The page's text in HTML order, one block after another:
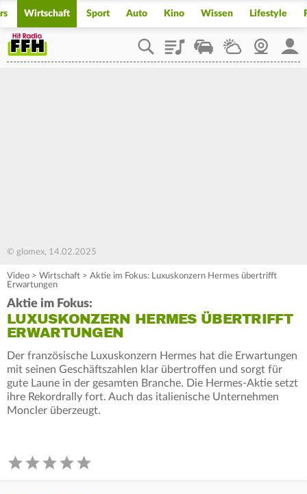
Wirtschaft Sport Auto Kino Wissen Lifestyle
PlaylistStaupilotWetterWebcam
© glomex, 14.02.2025
Video > Wirtschaft > Aktie im Fokus: Luxuskonzern Hermes übertrifft
Erwartungen
Aktie im Fokus:
LUXUSKONZERN HERMES ÜBERTRIFFT
ERWARTUNGEN
Der französische Luxuskonzern Hermes hat die Erwartungen
mit seinen Geschäftszahlen klar übertroffen und sorgt für
gute Laune in der gesamten Branche. Die Hermes-Aktie setzt
ihre Rekordrally fort. Auch das italienische Unternehmen
Moncler überzeugt.